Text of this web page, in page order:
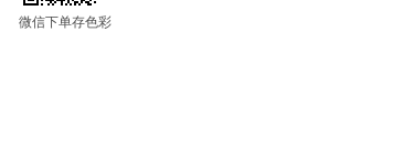
微信下单存色彩